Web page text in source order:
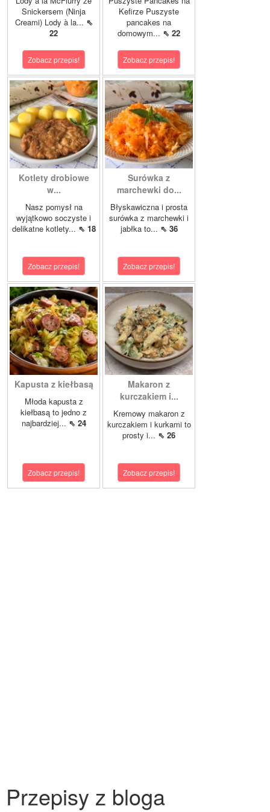
Snickersem (Ninja
Creami) Lody à la... ⇖
22
Zobacz przepis!
Kefirze Puszyste
pancakes na
domowym... ⇖ 22
Zobacz przepis!
Kotlety drobiowe
w...
Nasz pomysł na
wyjątkowo soczyste i
delikatne kotlety... ⇖ 18
Zobacz przepis!
Surówka z
marchewki do...
Błyskawiczna i prosta
surówka z marchewki i
jabłka to... ⇖ 36
Zobacz przepis!
Kapusta z kiełbasą
Młoda kapusta z
kiełbasą to jedno z
najbardziej... ⇖ 24
Zobacz przepis!
Makaron z
kurczakiem i...
Kremowy makaron z
kurczakiem i kurkami to
prosty i... ⇖ 26
Zobacz przepis!
Przepisy z bloga